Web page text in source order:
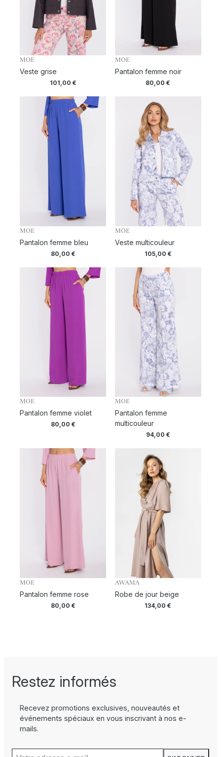
MOE
Veste grise
101,00 €
MOE
Pantalon femme noir
80,00€
MOE
Pantalon femme bleu
80,00 €
MOE
Veste multicouleur
105,00 €
MOE
Pantalon femme violet
80,00 €
MOE
Pantalon femme
multicouleur
94,00 €
MOE
Pantalon femme rose
80,00 €
AWAMA
Robe de jour beige
134,00€
Restez informés
Recevez promotions exclusives, nouveautés et
événements spéciaux en vous inscrivant à nos e-
mails.